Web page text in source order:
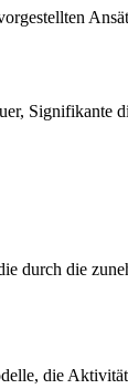
durch die
die